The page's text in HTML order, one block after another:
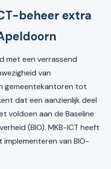
beheer extra
met een verrassend
van
gemeentekantoren tot
dat een aanzienlijk deel
voldoen aan de Baseline
(BIO). MKB-ICT heeft
van BIO-